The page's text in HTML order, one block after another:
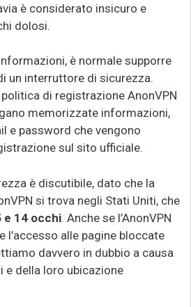
è considerato insicuro e
dolosi.
è normale supporre
un interruttore di sicurezza.
di registrazione AnonVPN
memorizzate informazioni,
e password che vengono
sul sito ufficiale.
è discutibile, dato che la
si trova negli Stati Uniti, che
e 14 occhi. Anche se l’AnonVPN
l’accesso alle pagine bloccate
davvero in dubbio a causa
e della loro ubicazione